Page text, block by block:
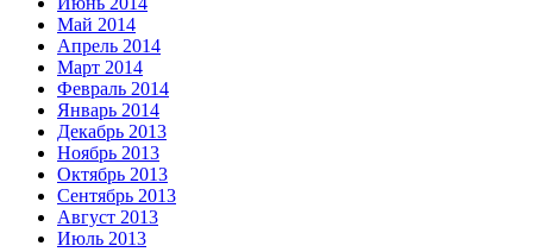
Май 2014
Апрель 2014
Март 2014
Февраль 2014
Январь 2014
Декабрь 2013
Ноябрь 2013
Октябрь 2013
Сентябрь 2013
Август 2013
Июль 2013